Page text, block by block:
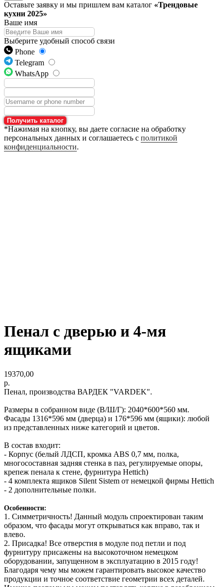
Оставьте заявку и мы пришлем вам каталог «Трендовые
кухни 2025»
Ваше имя
Выберите удобный способ связи
Phone
Telegram
WhatsApp
Получить каталог
*Нажимая на кнопку, вы даете согласие на обработку
персональных данных и соглашаетесь с политикой
конфиденциальности.
Пенал с дверью и 4-мя
ящиками
19370,00
р.
Пенал, производства ВАРДЕК "VARDEK".
Размеры в собранном виде (В/Ш/Г): 2040*600*560 мм.
Фасады 1316*596 мм (дверца) и 176*596 мм (ящики): любой
из представленных ниже категорий и цветов.
В состав входит:
- Корпус (белый ЛДСП, кромка ABS 0,7 мм, полка,
многосоставная задняя стенка в паз, регулируемые опоры,
крепеж пенала к стене, фурнитура Hettich)
- 4 комплекта ящиков Silent Sistem от немецкой фирмы Hettich
- 2 дополнительные полки.
Особенности:
1. Симметричность! Данный модуль спроектирован таким
образом, что фасады могут открываться как вправо, так и
влево.
2. Присадка! Все отверстия в модуле под петли и под
фурнитуру присажены на высокоточном немецком
оборудовании, запущенном в эксплуатацию в 2015 году!
Благодаря чему мы можем гарантировать высокое качество
продукции и точное соответствие геометрии всех деталей.